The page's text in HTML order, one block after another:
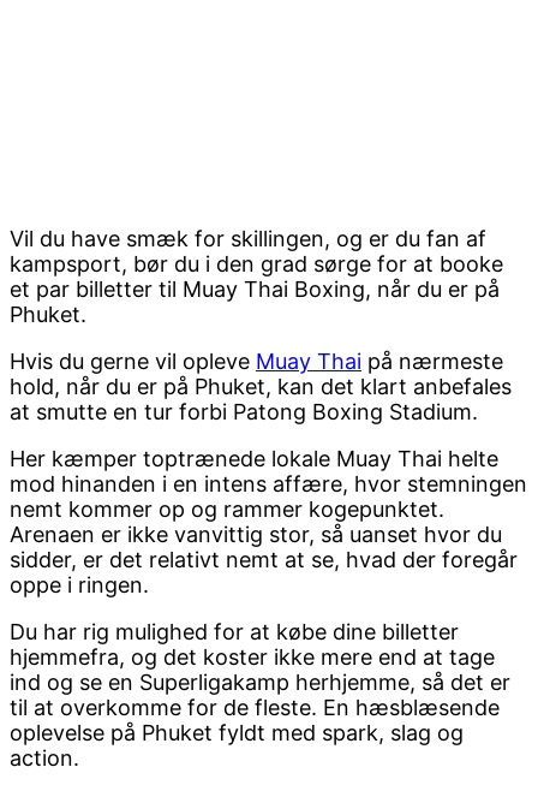
Vil du have smæk for skillingen, og er du fan af
kampsport, bør du i den grad sørge for at booke
et par billetter til Muay Thai Boxing, når du er på
Phuket.
Hvis du gerne vil opleve Muay Thai på nærmeste
hold, når du er på Phuket, kan det klart anbefales
at smutte en tur forbi Patong Boxing Stadium.
Her kæmper toptrænede lokale Muay Thai helte
mod hinanden i en intens affære, hvor stemningen
nemt kommer op og rammer kogepunktet.
Arenaen er ikke vanvittig stor, så uanset hvor du
sidder, er det relativt nemt at se, hvad der foregår
oppe i ringen.
Du har rig mulighed for at købe dine billetter
hjemmefra, og det koster ikke mere end at tage
ind og se en Superligakamp herhjemme, så det er
til at overkomme for de fleste. En hæsblæsende
oplevelse på Phuket fyldt med spark, slag og
action.